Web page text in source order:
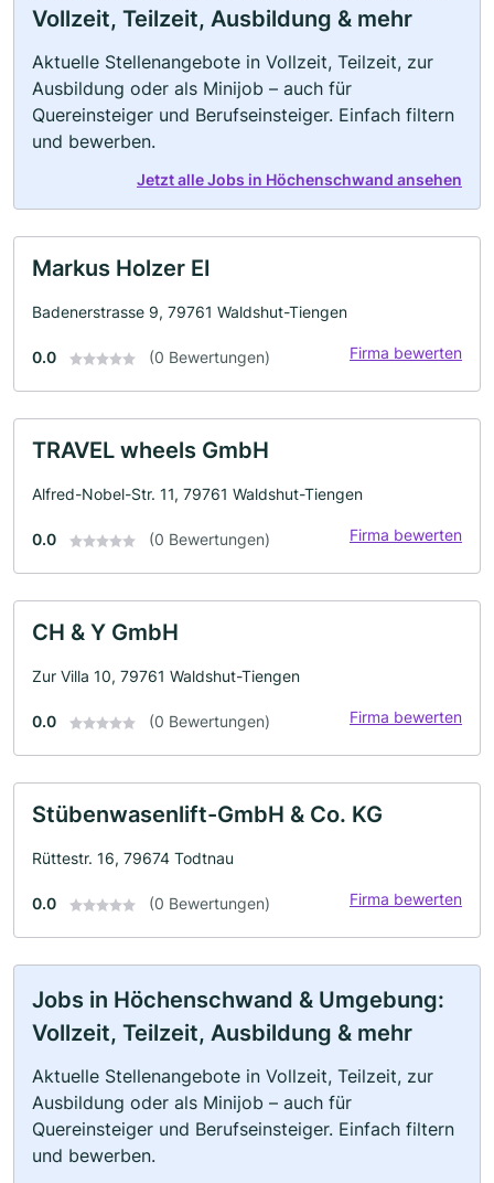
Vollzeit, Teilzeit, Ausbildung & mehr
Aktuelle Stellenangebote in Vollzeit, Teilzeit, zur
Ausbildung oder als Minijob – auch für
Quereinsteiger und Berufseinsteiger. Einfach filtern
und bewerben.
Jetzt alle Jobs in Höchenschwand ansehen
Markus Holzer EI
Badenerstrasse 9, 79761 Waldshut-Tiengen
0.0 (0 Bewertungen) Firma bewerten
TRAVEL wheels GmbH
Alfred-Nobel-Str. 11, 79761 Waldshut-Tiengen
0.0 (0 Bewertungen) Firma bewerten
CH & Y GmbH
Zur Villa 10, 79761 Waldshut-Tiengen
0.0 (0 Bewertungen) Firma bewerten
Stübenwasenlift-GmbH & Co. KG
Rüttestr. 16, 79674 Todtnau
0.0 (0 Bewertungen) Firma bewerten
Jobs in Höchenschwand & Umgebung:
Vollzeit, Teilzeit, Ausbildung & mehr
Aktuelle Stellenangebote in Vollzeit, Teilzeit, zur
Ausbildung oder als Minijob – auch für
Quereinsteiger und Berufseinsteiger. Einfach filtern
und bewerben.